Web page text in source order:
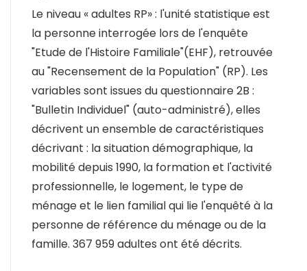
Le niveau « adultes RP» : l'unité statistique est
la personne interrogée lors de l'enquête
"Etude de l'Histoire Familiale"(EHF), retrouvée
au "Recensement de la Population" (RP). Les
variables sont issues du questionnaire 2B :
"Bulletin Individuel" (auto-administré), elles
décrivent un ensemble de caractéristiques
décrivant : la situation démographique, la
mobilité depuis 1990, la formation et l'activité
professionnelle, le logement, le type de
ménage et le lien familial qui lie l'enquêté à la
personne de référence du ménage ou de la
famille. 367 959 adultes ont été décrits.